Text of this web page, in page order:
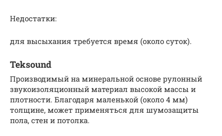
Недостатки:
для высыхания требуется время (около суток).
Teksound
Производимый на минеральной основе рулонный
звукоизоляционный материал высокой массы и
плотности. Благодаря маленькой (около 4 мм)
толщине, может применяться для шумозащиты
пола, стен и потолка.